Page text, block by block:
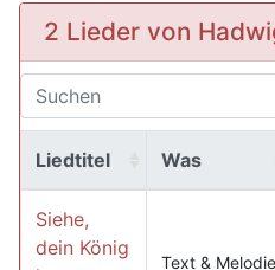
2 Lieder von
Liedtitel Was
Siehe,
dein König
Text & Melodie